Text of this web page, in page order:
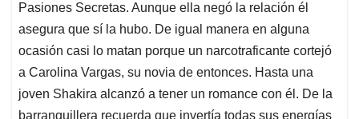
Pasiones Secretas. Aunque ella negó la relación él
asegura que sí la hubo. De igual manera en alguna
ocasión casi lo matan porque un narcotraficante cortejó
a Carolina Vargas, su novia de entonces. Hasta una
joven Shakira alcanzó a tener un romance con él. De la
barranquillera recuerda que invertía todas sus energías